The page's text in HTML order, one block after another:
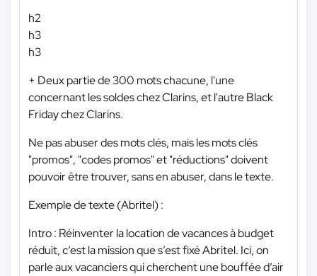
h2
h3
h3
+ Deux partie de 300 mots chacune, l'une
concernant les soldes chez Clarins, et l'autre Black
Friday chez Clarins.
Ne pas abuser des mots clés, mais les mots clés
"promos", "codes promos" et "réductions" doivent
pouvoir être trouver, sans en abuser, dans le texte.
Exemple de texte (Abritel) :
Intro : Réinventer la location de vacances à budget
réduit, c’est la mission que s’est fixé Abritel. Ici, on
parle aux vacanciers qui cherchent une bouffée d’air